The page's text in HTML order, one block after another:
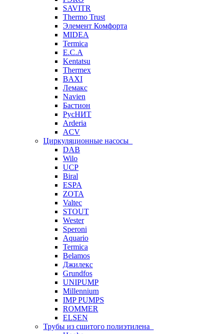
SAVITR
Thermo Trust
Элемент Комфорта
MIDEA
Termica
E.C.A
Kentatsu
Thermex
BAXI
Лемакс
Navien
Бастион
РусНИТ
Arderia
ACV
Циркуляционные насосы
DAB
Wilo
UCP
Biral
ESPA
ZOTA
Valtec
STOUT
Wester
Speroni
Aquario
Termica
Belamos
Джилекс
Grundfos
UNIPUMP
Millennium
IMP PUMPS
ROMMER
ELSEN
Трубы из сшитого полиэтилена